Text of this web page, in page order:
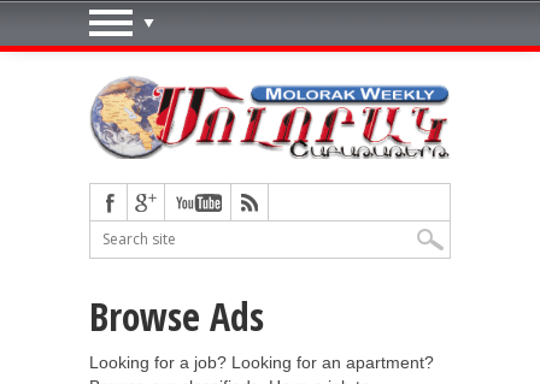
Browse Ads
Looking for a job? Looking for an apartment?